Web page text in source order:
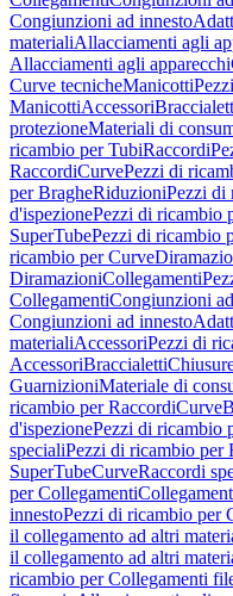
Congiunzioni ad innesto
materialiAllacciamenti agli
Allacciamenti agli apparecchi
Curve tecnicheManicotti
ManicottiAccessori
protezioneMateriali di
ricambio per TubiRaccordi
RaccordiCurvePezzi di
per BragheRiduzioniPezzi di
d'ispezionePezzi di ricambio
SuperTubePezzi di ricambio
ricambio per Curve
DiramazioniCollegamenti
CollegamentiCongiunzioni
Congiunzioni ad innesto
materialiAccessoriPezzi di
AccessoriBraccialetti
GuarnizioniMateriale di
ricambio per RaccordiCurve
d'ispezionePezzi di ricambio
specialiPezzi di ricambio per
SuperTubeCurveRaccordi
per Collegamenti
innestoPezzi di ricambio per
il collegamento ad altri
il collegamento ad altri
ricambio per Collegamenti